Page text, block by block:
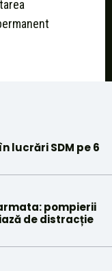
lucrări SDM pe 6
pompierii
de distracție